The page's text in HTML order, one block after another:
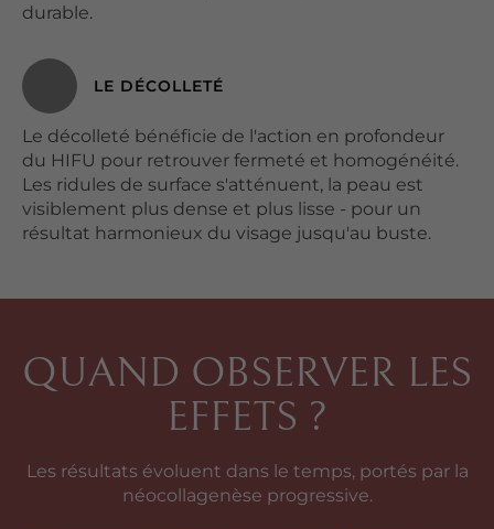
durable.
LE DÉCOLLETÉ
Le décolleté bénéficie de l'action en profondeur
du HIFU pour retrouver fermeté et homogénéité.
Les ridules de surface s'atténuent, la peau est
visiblement plus dense et plus lisse - pour un
résultat harmonieux du visage jusqu'au buste.
QUAND OBSERVER LES
EFFETS ?
Les résultats évoluent dans le temps, portés par la
néocollagenèse progressive.